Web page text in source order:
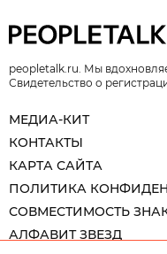
peopletalk.ru. Мы
Свидетельство о
МЕДИА-КИТ
КОНТАКТЫ
КАРТА САЙТА
ПОЛИТИКА
СОВМЕСТИМОСТЬ
АЛФАВИТ ЗВЕЗД